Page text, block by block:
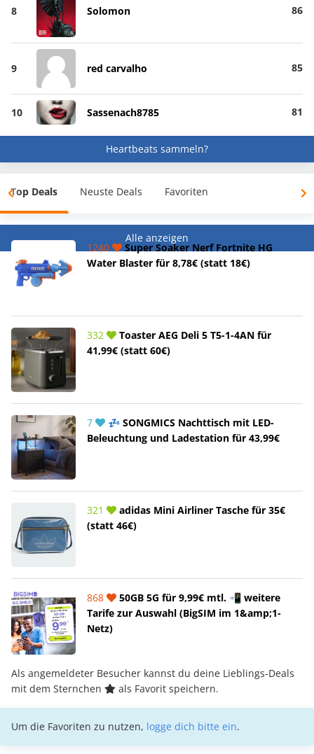
8 Solomon 86
9 red carvalho 85
10 Sassenach8785 81
Heartbeats sammeln?
Top Deals Neuste Deals Favoriten
Alle anzeigen
1240
Super Soaker Nerf Fortnite HG
Water Blaster für 8,78€ (statt 18€)
332
Toaster AEG Deli 5 T5-1-4AN für
41,99€ (statt 60€)
7
💤 SONGMICS Nachttisch mit LED-
Beleuchtung und Ladestation für 43,99€
321
adidas Mini Airliner Tasche für 35€
(statt 46€)
868
50GB 5G für 9,99€ mtl. 📲 weitere
Tarife zur Auswahl (BigSIM im 1&amp;1-
Netz)
Als angemeldeter Besucher kannst du deine Lieblings-Deals
mit dem Sternchen
als Favorit speichern.
Um die Favoriten zu nutzen, logge dich bitte ein.